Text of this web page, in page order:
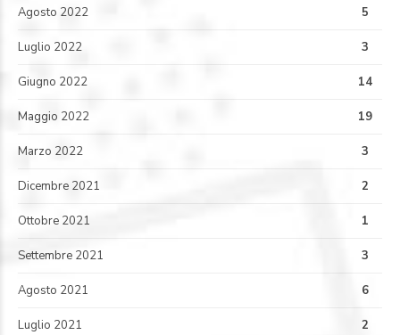
Agosto 2022 5
Luglio 2022 3
Giugno 2022 14
Maggio 2022 19
Marzo 2022 3
Dicembre 2021 2
Ottobre 2021 1
Settembre 2021 3
Agosto 2021 6
Luglio 2021 2